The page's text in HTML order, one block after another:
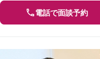
電話で面談予約